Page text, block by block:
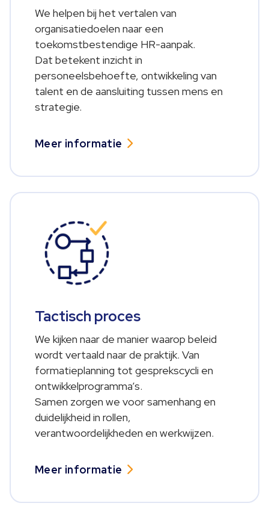
We helpen bij het vertalen van
organisatiedoelen naar een
toekomstbestendige HR-aanpak.
Dat betekent inzicht in
personeelsbehoefte, ontwikkeling van
talent en de aansluiting tussen mens en
strategie.
Meer informatie
Tactisch proces
We kijken naar de manier waarop beleid
wordt vertaald naar de praktijk. Van
formatieplanning tot gesprekscycli en
ontwikkelprogramma’s.
Samen zorgen we voor samenhang en
duidelijkheid in rollen,
verantwoordelijkheden en werkwijzen.
Meer informatie